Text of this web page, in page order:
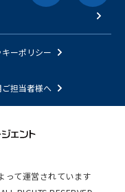
キーポリシー
ご担当者様へ
って運営されています